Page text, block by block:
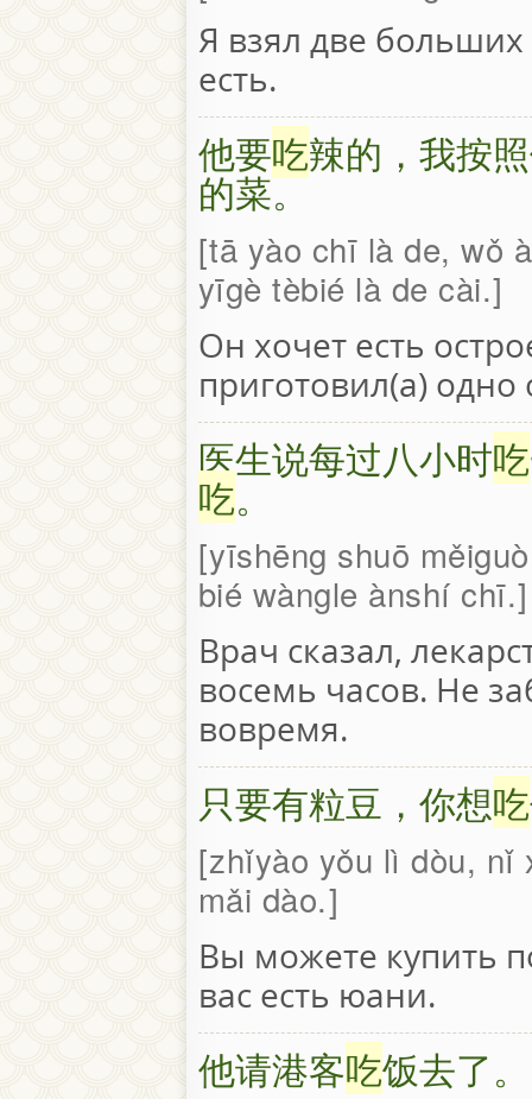
Я взял две больших
есть.
他要吃辣的，我按
的菜。
tā yào chī là de, wǒ
yīgè tèbié là de cài.
Он хочет есть
приготовил(а)
医生说每过八小时吃
吃。
yīshēng shuō
bié wàngle ànshí chī.
Врач сказал,
восемь часов. Не
вовремя.
只要有粒豆，你想吃
zhǐyào yǒu lì dòu, nǐ
mǎi dào.
Вы можете купить
вас есть юани.
他请港客吃饭去了。